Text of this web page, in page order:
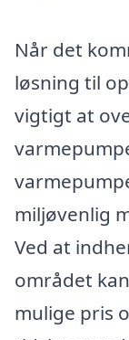
Når det
løsning til
vigtigt at
miljøvenlig
Ved at
området
mulige pris